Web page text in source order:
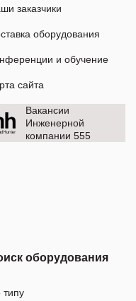
заказчики
оборудования
и обучение
сайта
Вакансии
Инженерной
компании 555
оборудования
типу